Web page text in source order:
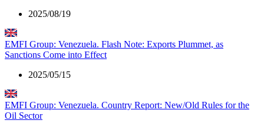
2025/08/19
EMFI Group: Venezuela. Flash Note: Exports Plummet, as
Sanctions Come into Effect
2025/05/15
EMFI Group: Venezuela. Country Report: New/Old Rules for the
Oil Sector